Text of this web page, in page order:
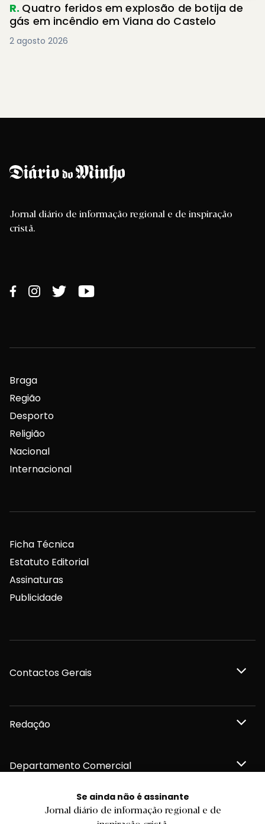
R. Quatro feridos em explosão de botija de
gás em incêndio em Viana do Castelo
2 agosto 2026
Se ainda não é assinante
Jornal diário de informação regional e de
Jornal diário de informação regional e de inspiração
cristã.
Braga
Região
Desporto
Religião
Nacional
Internacional
Ficha Técnica
Estatuto Editorial
Assinaturas
Publicidade
Contactos Gerais
Redação
Departamento Comercial
Publicidade